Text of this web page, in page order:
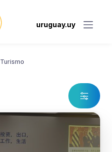
uruguay.uy
Turismo